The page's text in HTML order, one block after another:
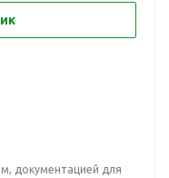
документацией для